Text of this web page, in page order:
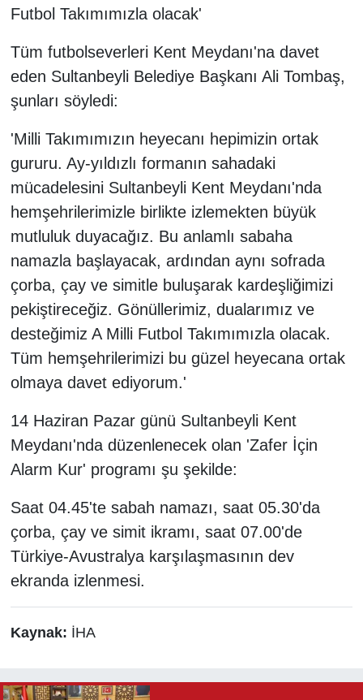
Futbol Takımımızla olacak'
Tüm futbolseverleri Kent Meydanı'na davet
eden Sultanbeyli Belediye Başkanı Ali Tombaş,
şunları söyledi:
'Milli Takımımızın heyecanı hepimizin ortak
gururu. Ay-yıldızlı formanın sahadaki
mücadelesini Sultanbeyli Kent Meydanı'nda
hemşehrilerimizle birlikte izlemekten büyük
mutluluk duyacağız. Bu anlamlı sabaha
namazla başlayacak, ardından aynı sofrada
çorba, çay ve simitle buluşarak kardeşliğimizi
pekiştireceğiz. Gönüllerimiz, dualarımız ve
desteğimiz A Milli Futbol Takımımızla olacak.
Tüm hemşehrilerimizi bu güzel heyecana ortak
olmaya davet ediyorum.'
14 Haziran Pazar günü Sultanbeyli Kent
Meydanı'nda düzenlenecek olan 'Zafer İçin
Alarm Kur' programı şu şekilde:
Saat 04.45'te sabah namazı, saat 05.30'da
çorba, çay ve simit ikramı, saat 07.00'de
Türkiye-Avustralya karşılaşmasının dev
ekranda izlenmesi.
Kaynak: İHA